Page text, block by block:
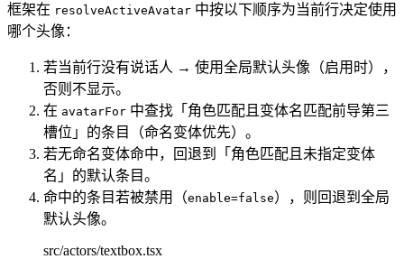
框架在 resolveActiveAvatar 中按以下顺序为当前行决定使用
哪个头像：
若当前行没有说话人 → 使用全局默认头像（启用时），
否则不显示。
在 avatarFor 中查找「角色匹配且变体名匹配前导第三
槽位」的条目（命名变体优先）。
若无命名变体命中，回退到「角色匹配且未指定变体
名」的默认条目。
命中的条目若被禁用（enable=false），则回退到全局
默认头像。
src/actors/textbox.tsx